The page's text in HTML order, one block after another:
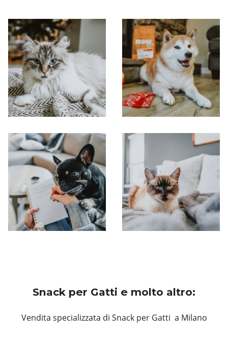
Snack per Gatti e molto altro:
Vendita specializzata di Snack per Gatti a Milano